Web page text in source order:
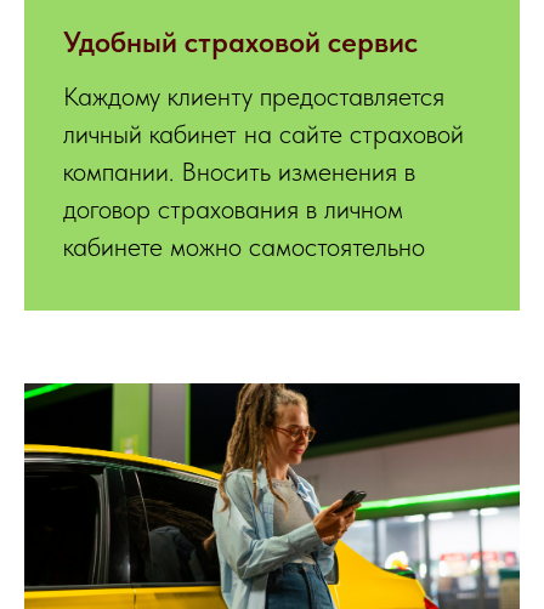
Удобный страховой сервис
Каждому клиенту предоставляется
личный кабинет на сайте страховой
компании. Вносить изменения в
договор страхования в личном
кабинете можно самостоятельно